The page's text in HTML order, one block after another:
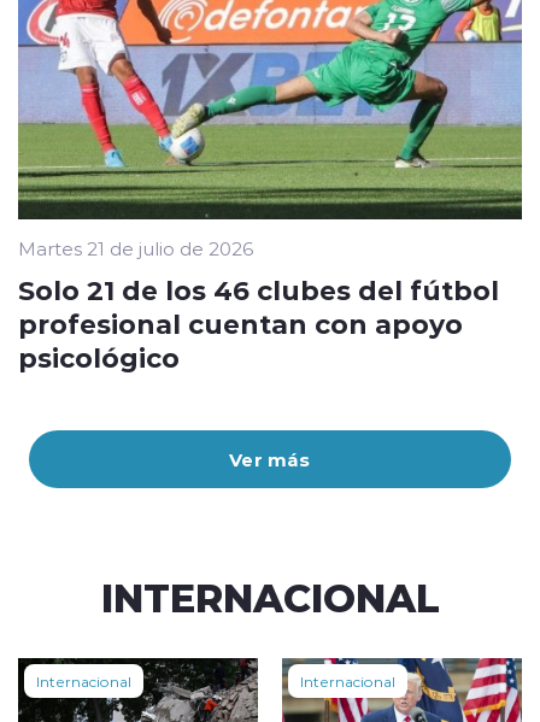
Ver más
Martes 21 de julio de 2026
Solo 21 de los 46 clubes del fútbol
profesional cuentan con apoyo
psicológico
INTERNACIONAL
Internacional Internacional